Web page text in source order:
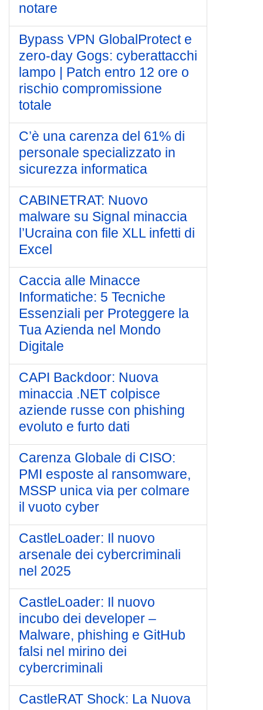
notare
Bypass VPN GlobalProtect e
zero-day Gogs: cyberattacchi
lampo | Patch entro 12 ore o
rischio compromissione
totale
C’è una carenza del 61% di
personale specializzato in
sicurezza informatica
CABINETRAT: Nuovo
malware su Signal minaccia
l’Ucraina con file XLL infetti di
Excel
Caccia alle Minacce
Informatiche: 5 Tecniche
Essenziali per Proteggere la
Tua Azienda nel Mondo
Digitale
CAPI Backdoor: Nuova
minaccia .NET colpisce
aziende russe con phishing
evoluto e furto dati
Carenza Globale di CISO:
PMI esposte al ransomware,
MSSP unica via per colmare
il vuoto cyber
CastleLoader: Il nuovo
arsenale dei cybercriminali
nel 2025
CastleLoader: Il nuovo
incubo dei developer –
Malware, phishing e GitHub
falsi nel mirino dei
cybercriminali
CastleRAT Shock: La Nuova